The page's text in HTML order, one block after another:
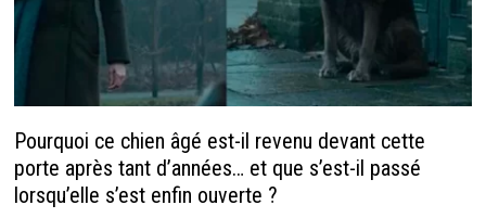
Pourquoi ce chien âgé est-il revenu devant cette
porte après tant d’années… et que s’est-il passé
lorsqu’elle s’est enfin ouverte ?